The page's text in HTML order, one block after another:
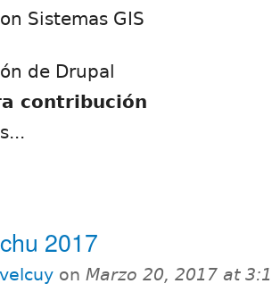
Sistemas GIS
de Drupal
contribución
2017
on Marzo 20, 2017 at